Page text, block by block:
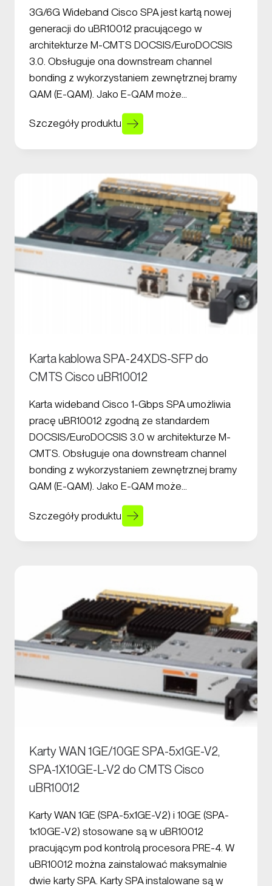
3G/6G Wideband Cisco SPA jest kartą nowej
generacji do uBR10012 pracującego w
architekturze M-CMTS DOCSIS/EuroDOCSIS
3.0. Obsługuje ona downstream channel
bonding z wykorzystaniem zewnętrznej bramy
QAM (E-QAM). Jako E-QAM może…
Szczegóły produktu
Karta kablowa SPA-24XDS-SFP do
CMTS Cisco uBR10012
Karta wideband Cisco 1-Gbps SPA umożliwia
pracę uBR10012 zgodną ze standardem
DOCSIS/EuroDOCSIS 3.0 w architekturze M-
CMTS. Obsługuje ona downstream channel
bonding z wykorzystaniem zewnętrznej bramy
QAM (E-QAM). Jako E-QAM może…
Szczegóły produktu
Karty WAN 1GE/10GE SPA-5x1GE-V2,
SPA-1X10GE-L-V2 do CMTS Cisco
uBR10012
Karty WAN 1GE (SPA-5x1GE-V2) i 10GE (SPA-
1x10GE-V2) stosowane są w uBR10012
pracującym pod kontrolą procesora PRE-4. W
uBR10012 można zainstalować maksymalnie
dwie karty SPA. Karty SPA instalowane są w